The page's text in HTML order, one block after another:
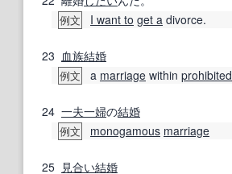
例文 I want to get a divorce.
23 血族結婚
例文 a marriage within prohibited
24 一夫一婦の結婚
例文 monogamous marriage
25 見合い結婚